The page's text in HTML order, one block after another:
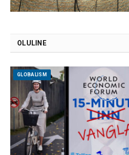
OLULINE
GLOBALISM